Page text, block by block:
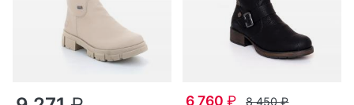
6 760₽ 8 450₽